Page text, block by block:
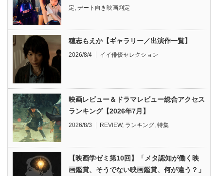
定, デート向き映画判定
穂志もえか【ギャラリー／出演作一覧】
2026/8/4 イイ俳優セレクション
映画レビュー＆ドラマレビュー総合アクセス
ランキング【2026年7月】
2026/8/3 REVIEW, ランキング, 特集
【映画学ゼミ第10回】「メタ認知が働く映
画鑑賞、そうでない映画鑑賞、何が違う？」